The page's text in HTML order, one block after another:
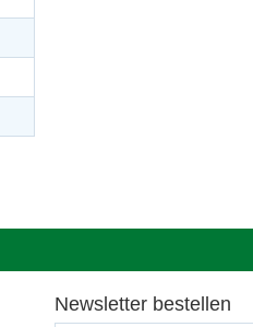
Newsletter bestellen